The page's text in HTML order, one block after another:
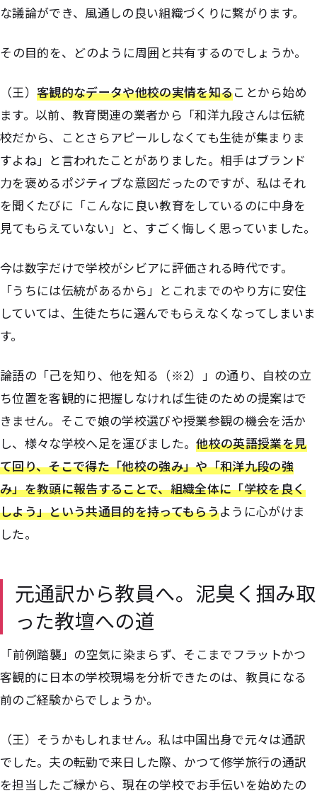
な議論ができ、風通しの良い組織づくりに繋がります。
――その目的を、どのように周囲と共有するのでしょうか。
（王）客観的なデータや他校の実情を知ることから始め
ます。以前、教育関連の業者から「和洋九段さんは伝統
校だから、ことさらアピールしなくても生徒が集まりま
すよね」と言われたことがありました。 相手はブランド
力を褒めるポジティブな意図だったのですが、私はそれ
を聞くたびに「こんなに良い教育をしているのに中身を
見てもらえていない」と、すごく悔しく思っていました。
今は数字だけで学校がシビアに評価される時代です。
「うちには伝統があるから」とこれまでのやり方に安住
していては、生徒たちに選んでもらえなくなってしまいま
す。
論語の「己を知り、他を知る（※2）」の通り、自校の立
ち位置を客観的に把握しなければ生徒のための提案はで
きません。そこで娘の学校選びや授業参観の機会を活か
し、様々な学校へ足を運びました。他校の英語授業を見
て回り、そこで得た「他校の強み」や「和洋九段の強
み」を教頭に報告することで、組織全体に「学校を良く
しよう」という共通目的を持ってもらうように心がけま
した。
元通訳から教員へ。泥臭く掴み取
った教壇への道
――「前例踏襲」の空気に染まらず、そこまでフラットかつ
客観的に日本の学校現場を分析できたのは、教員になる
前のご経験からでしょうか。
（王）そうかもしれません。私は中国出身で元々は通訳
でした。夫の転勤で来日した際、かつて修学旅行の通訳
を担当したご縁から、現在の学校でお手伝いを始めたの